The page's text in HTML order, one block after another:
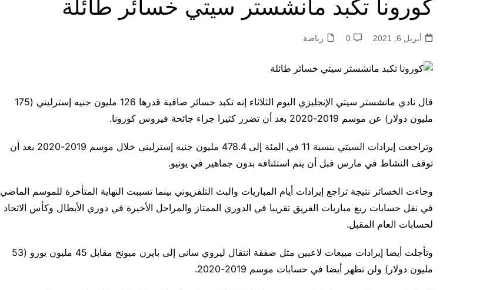
كورونا تكبد مانشستر سيتي خسائر طائلة
أبريل 6, 2021 0 رياضة
قال نادي مانشستر سيتي الإنجليزي اليوم الثلاثاء إنه تكبد خسائر صافية قدرها 126 مليون جنيه إسترليني (175
مليون دولار) عن موسم 2019-2020 بعد أن تضرر كثيرا جراء جائحة فيروس كورونا.
وتراجعت إيرادات السيتي بنسبة 11 في المئة إلى 478.4 مليون جنيه إسترليني خلال موسم 2019-2020 بعد أن
توقف النشاط في مارس قبل أن يتم استئنافه بدون جماهير في يونيو.
وجاءت الخسائر نتيجة تراجع إيرادات أيام المباريات والبث التلفزيوني بينما تسببت النهاية المتأخرة للموسم الماضي
في نقل حسابات ربع مباريات الفريق تقريبا في الدوري الممتاز والمراحل الأخيرة في دوري الأبطال وكأس الاتحاد
لحسابات العام المقبل.
وتأجلت أيضا إيرادات مبيعات لاعبين مثل صفقة انتقال ليروي ساني إلى بايرن ميونخ مقابل 45 مليون يورو (53
مليون دولار) ولن تظهر أيضا في حسابات موسم 2019-2020.